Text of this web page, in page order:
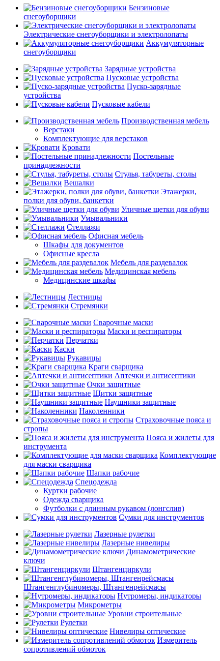
Бензиновые
снегоуборщики
Электрические снегоуборщики и электролопаты
Аккумуляторные
снегоуборщики
Зарядные устройства
Пусковые устройства
Пуско-зарядные
устройства
Пусковые кабели
Производственная мебель
Верстаки
Комплектующие для верстаков
Кровати
Постельные
принадлежности
Стулья, табуреты, столы
Вешалки
Этажерки,
полки для обуви, банкетки
Уличные щетки для обуви
Умывальники
Стеллажи
Офисная мебель
Шкафы для документов
Офисные кресла
Мебель для раздевалок
Медицинская мебель
Медицинские шкафы
Лестницы
Стремянки
Сварочные маски
Маски и респираторы
Перчатки
Каски
Рукавицы
Краги сварщика
Аптечки и антисептики
Очки защитные
Щитки защитные
Наушники защитные
Наколенники
Страховочные пояса и
стропы
Пояса и жилеты для
инструмента
Комплектующие
для маски сварщика
Шапки рабочие
Спецодежда
Куртки рабочие
Одежда сварщика
Футболки с длинным рукавом (лонгслив)
Сумки для инструментов
Лазерные рулетки
Лазерные нивелиры
Динамометрические
ключи
Штангенциркули
Штангенглубиномеры, Штангенрейсмасы
Нутромеры, индикаторы
Микрометры
Уровни строительные
Рулетки
Нивелиры оптические
Измеритель
сопротивлений обмоток